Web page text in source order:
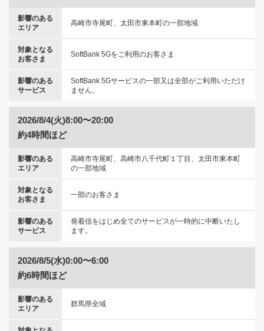
影響のある
エリア
高崎市寺尾町、太田市東本町の一部地域
対象となる
お客さま
SoftBank 5Gをご利用のお客さま
影響のある
サービス
SoftBank 5Gサービスの一部又は全部がご利用いただけ
ません。
2026/8/4(火)8:00〜20:00
約4時間ほど
影響のある
エリア
高崎市寺尾町、高崎市八千代町１丁目、太田市東本町
の一部地域
対象となる
お客さま
一部のお客さま
影響のある
サービス
発着信をはじめ全てのサービスが一時的に中断いたし
ます。
2026/8/5(水)0:00〜6:00
約6時間ほど
影響のある
エリア
群馬県全域